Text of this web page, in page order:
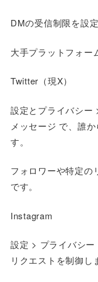
DMの受信制限を設
大手プラットフォー
Twitter（現X）
設定とプライバシー
メッセージ で、誰
す。
フォロワーや特定の
です。
Instagram
設定 > プライバシ
リクエストを制御し